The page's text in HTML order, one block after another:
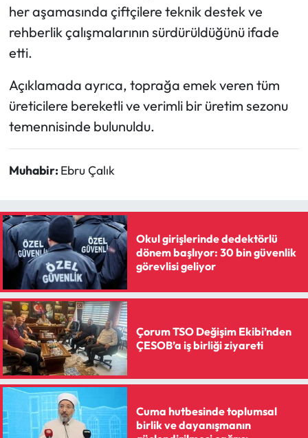
her aşamasında çiftçilere teknik destek ve
rehberlik çalışmalarının sürdürüldüğünü ifade
etti.
Açıklamada ayrıca, toprağa emek veren tüm
üreticilere bereketli ve verimli bir üretim sezonu
temennisinde bulunuldu.
Muhabir: Ebru Çalık
Okul girişlerinde dedektörlü
dönem başlıyor: 30 bin güvenlik
görevlisi geliyor
Çorum TSO Değişim Ekibi’nden
ÇESOB’a iş birliği ziyareti
Cuma hutbesinde toplumsal
birlik ve dayanışmanın
Yayla Haber
Yerel Haberler